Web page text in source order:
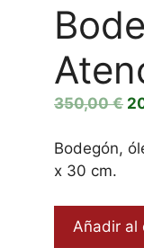
350,00€ El
Bodegón,
x 30 cm.
Rafael
Añadir al